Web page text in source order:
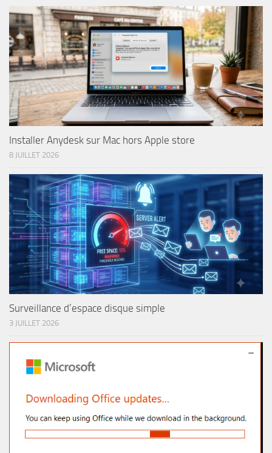
Installer Anydesk sur Mac hors Apple store
8 JUILLET 2026
Surveillance d’espace disque simple
3 JUILLET 2026